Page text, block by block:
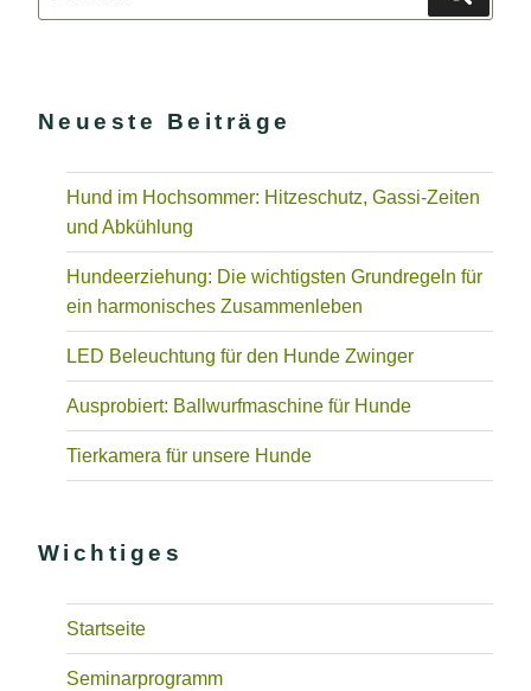
Neueste Beiträge
Hund im Hochsommer: Hitzeschutz, Gassi-Zeiten
und Abkühlung
Hundeerziehung: Die wichtigsten Grundregeln für
ein harmonisches Zusammenleben
LED Beleuchtung für den Hunde Zwinger
Ausprobiert: Ballwurfmaschine für Hunde
Tierkamera für unsere Hunde
Wichtiges
Startseite
Seminarprogramm